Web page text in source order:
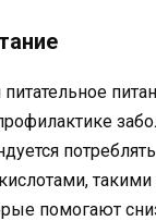
такими
помогают